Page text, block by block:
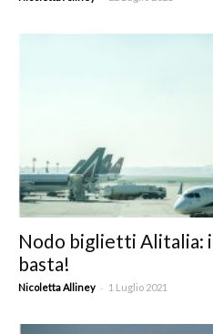
Nodo biglietti Alitalia:
basta!
Nicoletta Alliney - 1 Luglio 2021